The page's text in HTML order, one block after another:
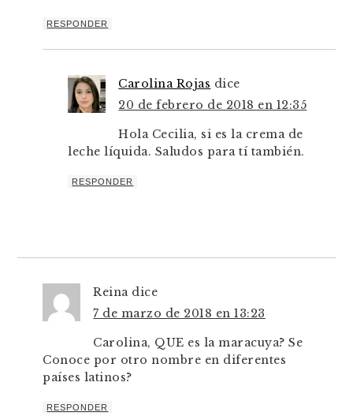
RESPONDER
Carolina Rojas dice
20 de febrero de 2018 en 12:35
Hola Cecilia, si es la crema de
leche líquida. Saludos para tí también.
RESPONDER
Reina dice
7 de marzo de 2018 en 13:23
Carolina, QUE es la maracuya? Se
Conoce por otro nombre en diferentes
países latinos?
RESPONDER